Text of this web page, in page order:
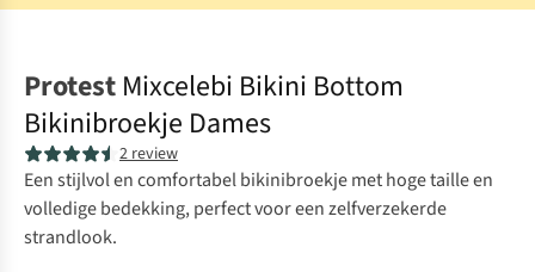
Protest Mixcelebi Bikini Bottom
Bikinibroekje Dames
2 review
Een stijlvol en comfortabel bikinibroekje met hoge taille en
volledige bedekking, perfect voor een zelfverzekerde
strandlook.